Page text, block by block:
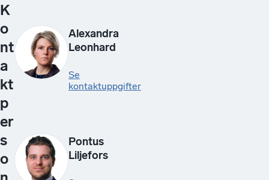
K
o
nt
a
kt
p
er
s
o
Alexandra
Leonhard
Se
kontaktuppgifter
Pontus
Liljefors